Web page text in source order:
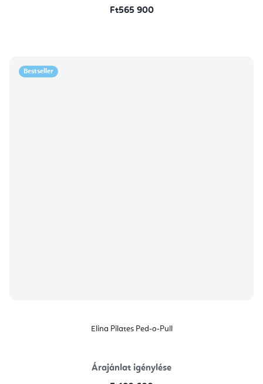
Ft565 900
Bestseller
Elina Pilates Ped-o-Pull
Árajánlat igénylése